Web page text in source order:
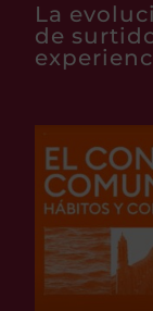
La
de